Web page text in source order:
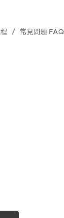
常見問題 FAQ